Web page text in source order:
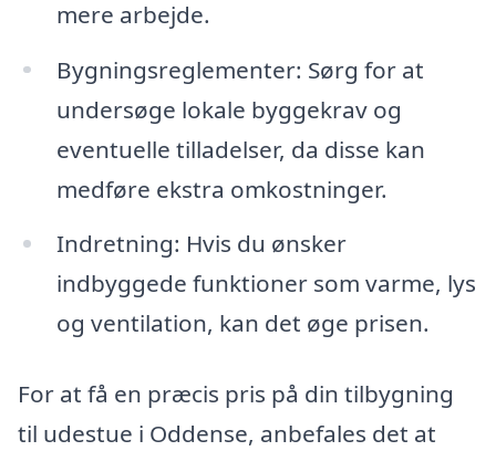
mere arbejde.
Bygningsreglementer: Sørg for at
undersøge lokale byggekrav og
eventuelle tilladelser, da disse kan
medføre ekstra omkostninger.
Indretning: Hvis du ønsker
indbyggede funktioner som varme, lys
og ventilation, kan det øge prisen.
For at få en præcis pris på din tilbygning
til udestue i Oddense, anbefales det at